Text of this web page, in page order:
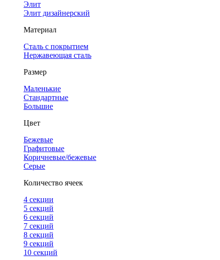
Элит
Элит дизайнерский
Материал
Сталь с покрытием
Нержавеющая сталь
Размер
Маленькие
Стандартные
Большие
Цвет
Бежевые
Графитовые
Коричневые/бежевые
Серые
Количество ячеек
4 cекции
5 секций
6 секций
7 секций
8 секций
9 секций
10 секций